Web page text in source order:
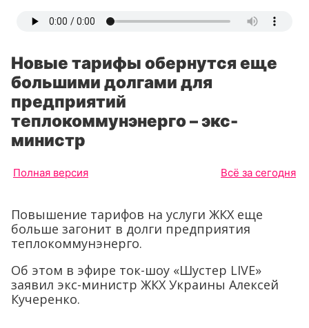
Новые тарифы обернутся еще
большими долгами для
предприятий
теплокоммунэнерго – экс-
министр
Полная версия Всё за сегодня
Повышение тарифов на услуги ЖКХ еще
больше загонит в долги предприятия
теплокоммунэнерго.
Об этом в эфире ток-шоу «Шустер LIVE»
заявил экс-министр ЖКХ Украины Алексей
Кучеренко.